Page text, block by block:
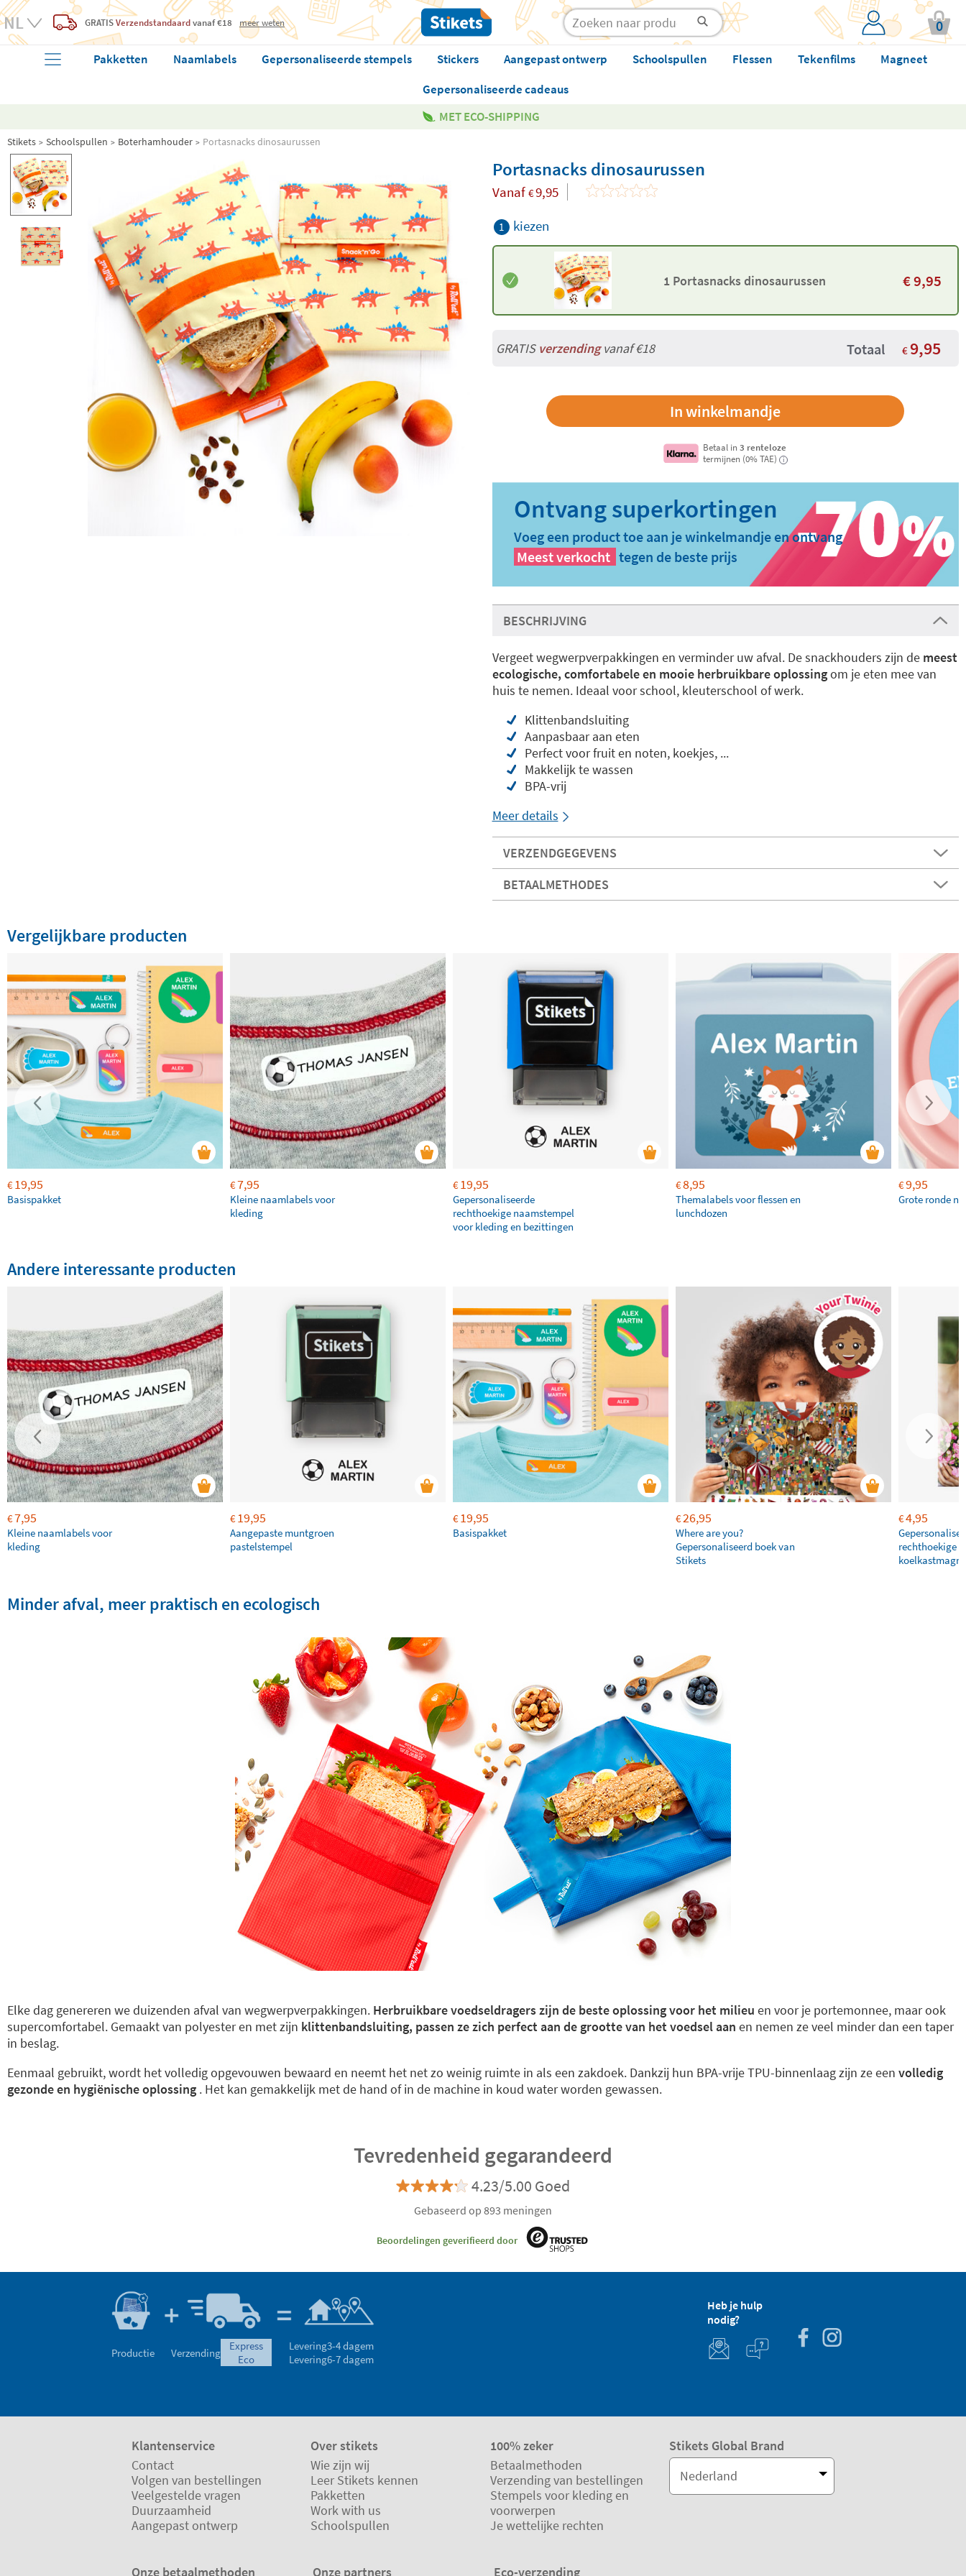
GRATISVerzendstandaardvanaf €18 meer weten 0
Pakketten Naamlabels Gepersonaliseerde stempels Stickers Aangepast ontwerp Schoolspullen Flessen Tekenfilms
Magneet
Gepersonaliseerde cadeaus
MET ECO-SHIPPING
Stikets Schoolspullen Boterhamhouder Portasnacks dinosaurussen
Portasnacks dinosaurussen
Vanaf €9,95
1 kiezen
1 Portasnacks dinosaurussen €9,95
GRATISverzendingvanaf €18 Totaal € 9,95
Betaal in3 renteloze
termijnen (0% TAE)
i
Voeg een product toe aan je winkelmandje en ontvang
Meest verkocht tegen de beste prijs
BESCHRIJVING
Vergeet wegwerpverpakkingen en verminder uw afval. De snackhouders zijn de meest
ecologische, comfortabele en mooie herbruikbare oplossingom je eten mee van
huis te nemen. Ideaal voor school, kleuterschool of werk.
Klittenbandsluiting
Aanpasbaar aan eten
Perfect voor fruit en noten, koekjes, ...
Makkelijk te wassen
BPA-vrij
Meer details
VERZENDGEGEVENS
BETAALMETHODES
Vergelijkbare producten
€19,95
Basispakket
€7,95
Kleine naamlabels voor
kleding
€19,95
Gepersonaliseerde
rechthoekige naamstempel
voor kleding en bezittingen
€8,95
Themalabels voor flessen en
lunchdozen
€9,95
Grote ronde
Andere interessante producten
€7,95
Kleine naamlabels voor
kleding
€19,95
Aangepaste muntgroen
pastelstempel
€19,95
Basispakket
€26,95
Where are you?
Gepersonaliseerd boek van
Stikets
€4,95
rechthoekige
Minder afval, meer praktisch en ecologisch
Elke dag genereren we duizenden afval van wegwerpverpakkingen. Herbruikbare voedseldragers zijn de beste oplossing voor het milieu en voor je portemonnee, maar ook
supercomfortabel. Gemaakt van polyester en met zijn klittenbandsluiting, passen ze zich perfect aan de grootte van het voedsel aan en nemen ze veel minder dan een taper
in beslag.
Eenmaal gebruikt, wordt het volledig opgevouwen bewaard en neemt het net zo weinig ruimte in als een zakdoek. Dankzij hun BPA-vrije TPU-binnenlaag zijn ze een volledig
gezonde en hygiënische oplossing . Het kan gemakkelijk met de hand of in de machine in koud water worden gewassen.
Tevredenheid gegarandeerd
4.23/5.00 Goed
Gebaseerd op 893 meningen
Beoordelingen geverifieerd door
Productie Verzending
express
eco
Levering3-4 dagem
Levering6-7 dagem
Heb je hulp
nodig?
Klantenservice
Contact
Volgen van bestellingen
Veelgestelde vragen
Duurzaamheid
Aangepast ontwerp
Over stikets
Wie zijn wij
Leer Stikets kennen
Pakketten
Work with us
Schoolspullen
100% zeker
Betaalmethoden
Verzending van bestellingen
Stempels voor kleding en
voorwerpen
Je wettelijke rechten
Stikets Global Brand
Nederland
Onze betaalmethoden Onze partners Eco-verzending